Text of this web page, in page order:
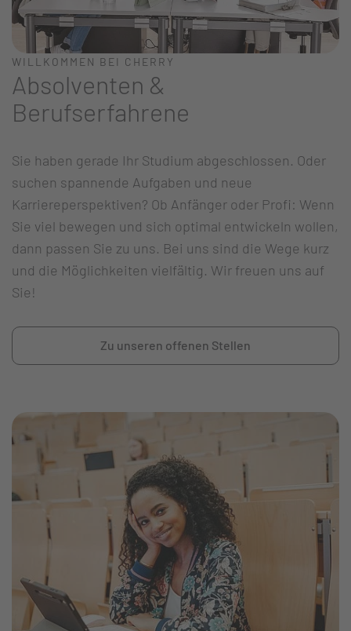
WILLKOMMEN BEI CHERRY
Absolventen &
Berufserfahrene
Sie haben gerade Ihr Studium abgeschlossen. Oder
suchen spannende Aufgaben und neue
Karriereperspektiven? Ob Anfänger oder Profi: Wenn
Sie viel bewegen und sich optimal entwickeln wollen,
dann passen Sie zu uns. Bei uns sind die Wege kurz
und die Möglichkeiten vielfältig. Wir freuen uns auf
Sie!
Zu unseren offenen Stellen